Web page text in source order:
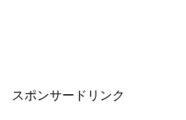
スポンサードリンク